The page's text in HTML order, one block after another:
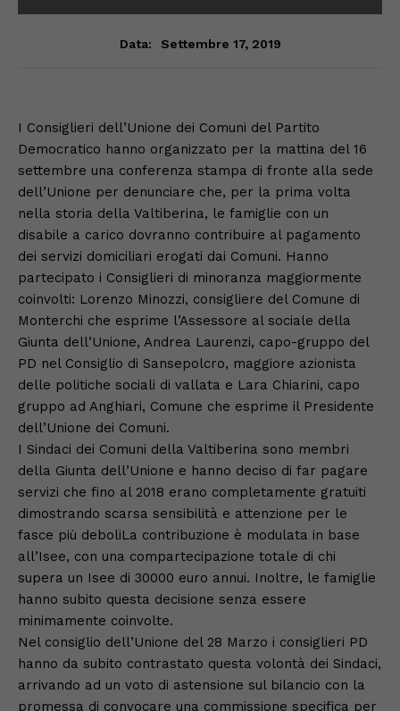
Data: Settembre 17, 2019
I Consiglieri dell’Unione dei Comuni del Partito
Democratico hanno organizzato per la mattina del 16
settembre una conferenza stampa di fronte alla sede
dell’Unione per denunciare che, per la prima volta
nella storia della Valtiberina, le famiglie con un
disabile a carico dovranno contribuire al pagamento
dei servizi domiciliari erogati dai Comuni. Hanno
partecipato i Consiglieri di minoranza maggiormente
coinvolti: Lorenzo Minozzi, consigliere del Comune di
Monterchi che esprime l’Assessore al sociale della
Giunta dell’Unione, Andrea Laurenzi, capo-gruppo del
PD nel Consiglio di Sansepolcro, maggiore azionista
delle politiche sociali di vallata e Lara Chiarini, capo
gruppo ad Anghiari, Comune che esprime il Presidente
dell’Unione dei Comuni.
I Sindaci dei Comuni della Valtiberina sono membri
della Giunta dell’Unione e hanno deciso di far pagare
servizi che fino al 2018 erano completamente gratuiti
dimostrando scarsa sensibilità e attenzione per le
fasce più deboliLa contribuzione è modulata in base
all’Isee, con una compartecipazione totale di chi
supera un Isee di 30000 euro annui. Inoltre, le famiglie
hanno subito questa decisione senza essere
minimamente coinvolte.
Nel consiglio dell’Unione del 28 Marzo i consiglieri PD
hanno da subito contrastato questa volontà dei Sindaci,
arrivando ad un voto di astensione sul bilancio con la
promessa di convocare una commissione specifica per